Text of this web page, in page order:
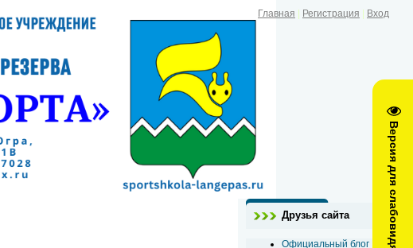
Версия для слабовидящих
Главная Регистрация Вход
Друзья сайта
Официальный блог